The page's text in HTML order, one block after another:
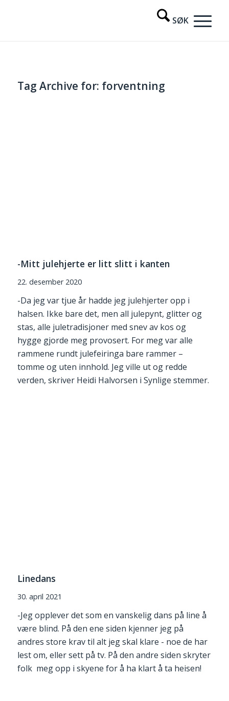
Tag Archive for: forventning
-Mitt julehjerte er litt slitt i kanten
22. desember 2020
-Da jeg var tjue år hadde jeg julehjerter opp i
halsen. Ikke bare det, men all julepynt, glitter og
stas, alle juletradisjoner med snev av kos og
hygge gjorde meg provosert. For meg var alle
rammene rundt julefeiringa bare rammer –
tomme og uten innhold. Jeg ville ut og redde
verden, skriver Heidi Halvorsen i Synlige stemmer.
Linedans
30. april 2021
-Jeg opplever det som en vanskelig dans på line å
være blind. På den ene siden kjenner jeg på
andres store krav til alt jeg skal klare - noe de har
lest om, eller sett på tv. På den andre siden skryter
folk meg opp i skyene for å ha klart å ta heisen!